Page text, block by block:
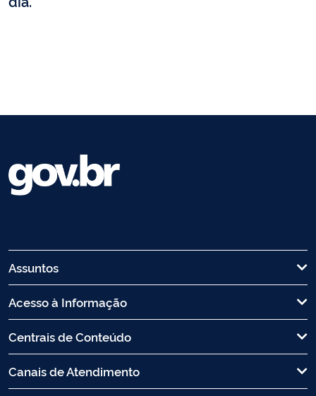
Assuntos
Acesso à Informação
Centrais de Conteúdo
Canais de Atendimento